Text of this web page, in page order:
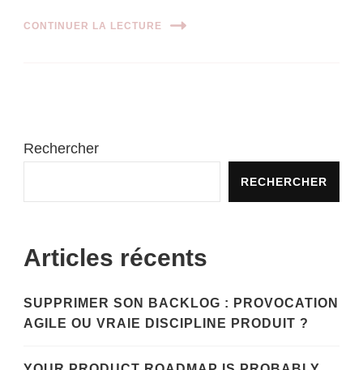
CONTINUER LA LECTURE
Rechercher
RECHERCHER
Articles récents
SUPPRIMER SON BACKLOG : PROVOCATION
AGILE OU VRAIE DISCIPLINE PRODUIT ?